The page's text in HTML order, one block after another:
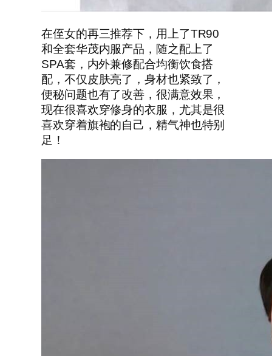
在侄女的再三推荐下，用上了TR90
和全套华茂内服产品，随之配上了
SPA套，内外兼修配合均衡饮食搭
配，不仅皮肤亮了，身材也紧致了，
便秘问题也有了改善，很满意效果，
现在很喜欢穿修身的衣服，尤其是很
喜欢穿着旗袍的自己，精气神也特别
足！